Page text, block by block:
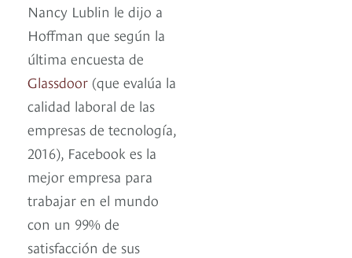
Nancy Lublin le dijo a
Hoffman que según la
última encuesta de
Glassdoor (que evalúa la
calidad laboral de las
empresas de tecnología,
2016), Facebook es la
mejor empresa para
trabajar en el mundo
con un 99% de
satisfacción de sus